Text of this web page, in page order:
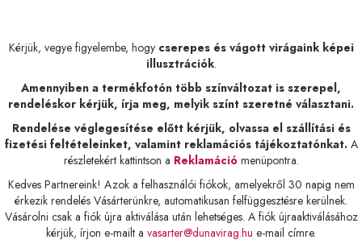
Kérjük, vegye figyelembe, hogy cserepes és vágott virágaink képei
illusztrációk.
Amennyiben a termékfotón több színváltozat is szerepel,
rendeléskor kérjük, írja meg, melyik színt szeretné választani.
Rendelése véglegesítése előtt kérjük, olvassa el szállítási és
fizetési feltételeinket, valamint reklamációs tájékoztatónkat.A
részletekért kattintson a Reklamáció menüpontra.
Kedves Partnereink! Azok a felhasználói fiókok, amelyekről 30 napig nem
érkezik rendelés Vásárterünkre, automatikusan felfüggesztésre kerülnek.
Vásárolni csak a fiók újra aktiválása után lehetséges. A fiók újraaktiválásához
kérjük, írjon e-mailt a vasarter@dunavirag.hu e-mail címre.